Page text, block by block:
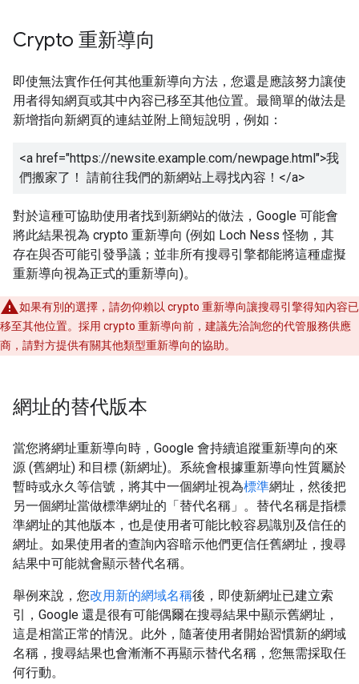
Crypto 重新導向
即使無法實作任何其他重新導向方法，您還是應該努力讓使
用者得知網頁或其中內容已移至其他位置。最簡單的做法是
新增指向新網頁的連結並附上簡短說明，例如：
<a href="https://newsite.example.com/newpage.html">我
們搬家了！ 請前往我們的新網站上尋找內容！ </a>
對於這種可協助使用者找到新網站的做法，Google 可能會
將此結果視為 crypto 重新導向 (例如 Loch Ness 怪物，其
存在與否可能引發爭議；並非所有搜尋引擎都能將這種虛擬
重新導向視為正式的重新導向)。
如果有別的選擇，請勿仰賴以 crypto 重新導向讓搜尋引擎得知內容已
移至其他位置。採用 crypto 重新導向前，建議先洽詢您的代管服務供應
商，請對方提供有關其他類型重新導向的協助。
網址的替代版本
當您將網址重新導向時，Google 會持續追蹤重新導向的來
源 (舊網址) 和目標 (新網址)。系統會根據重新導向性質屬於
暫時或永久等信號，將其中一個網址視為標準網址，然後把
另一個網址當做標準網址的「替代名稱」 。替代名稱是指標
準網址的其他版本，也是使用者可能比較容易識別及信任的
網址。如果使用者的查詢內容暗示他們更信任舊網址，搜尋
結果中可能就會顯示替代名稱。
舉例來說，您改用新的網域名稱後，即使新網址已建立索
引，Google 還是很有可能偶爾在搜尋結果中顯示舊網址，
這是相當正常的情況。此外，隨著使用者開始習慣新的網域
名稱，搜尋結果也會漸漸不再顯示替代名稱，您無需採取任
何行動。